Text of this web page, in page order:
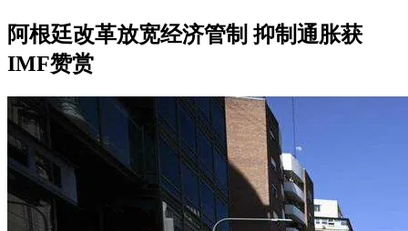
阿根廷改革放宽经济管制 抑制通胀获
IMF赞赏